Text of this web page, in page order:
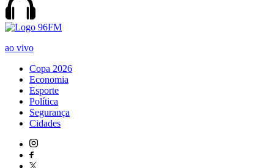
ao vivo
Copa 2026
Economia
Esporte
Política
Segurança
Cidades